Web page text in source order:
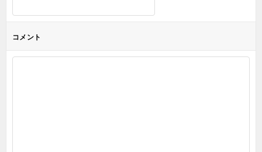
コメント